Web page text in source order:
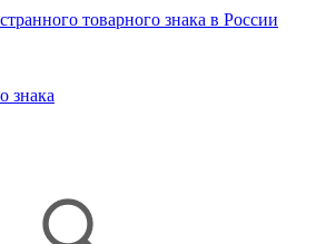
товарного знака в России
знака